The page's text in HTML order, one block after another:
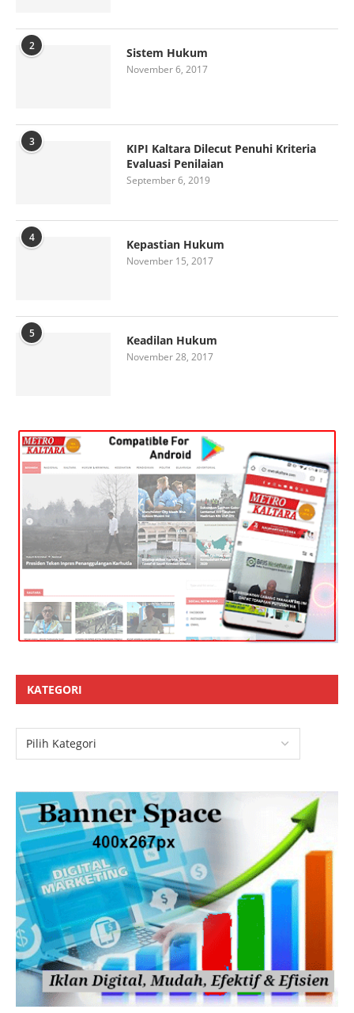
2 Sistem Hukum
November 6, 2017
3
KIPI Kaltara Dilecut Penuhi Kriteria
Evaluasi Penilaian
September 6, 2019
4 Kepastian Hukum
November 15, 2017
5 Keadilan Hukum
November 28, 2017
KATEGORI